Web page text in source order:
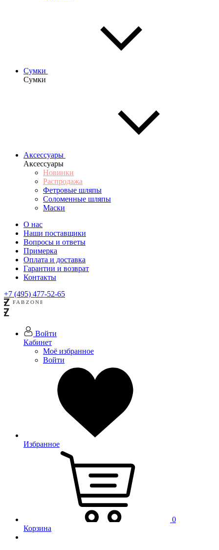
Сумки
Сумки
Аксессуары
Аксессуары
Новинки
Распродажа
Фетровые шляпы
Соломенные шляпы
Маски
О нас
Наши поставщики
Вопросы и ответы
Примерка
Оплата и доставка
Гарантии и возврат
Контакты
+7 (495) 477-52-65
Войти
Кабинет
Моё избранное
Войти
Избранное
0
Корзина